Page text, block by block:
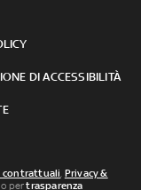
DI ACCESSIBILITÀ
contrattuali, Privacy &
o pertrasparenza